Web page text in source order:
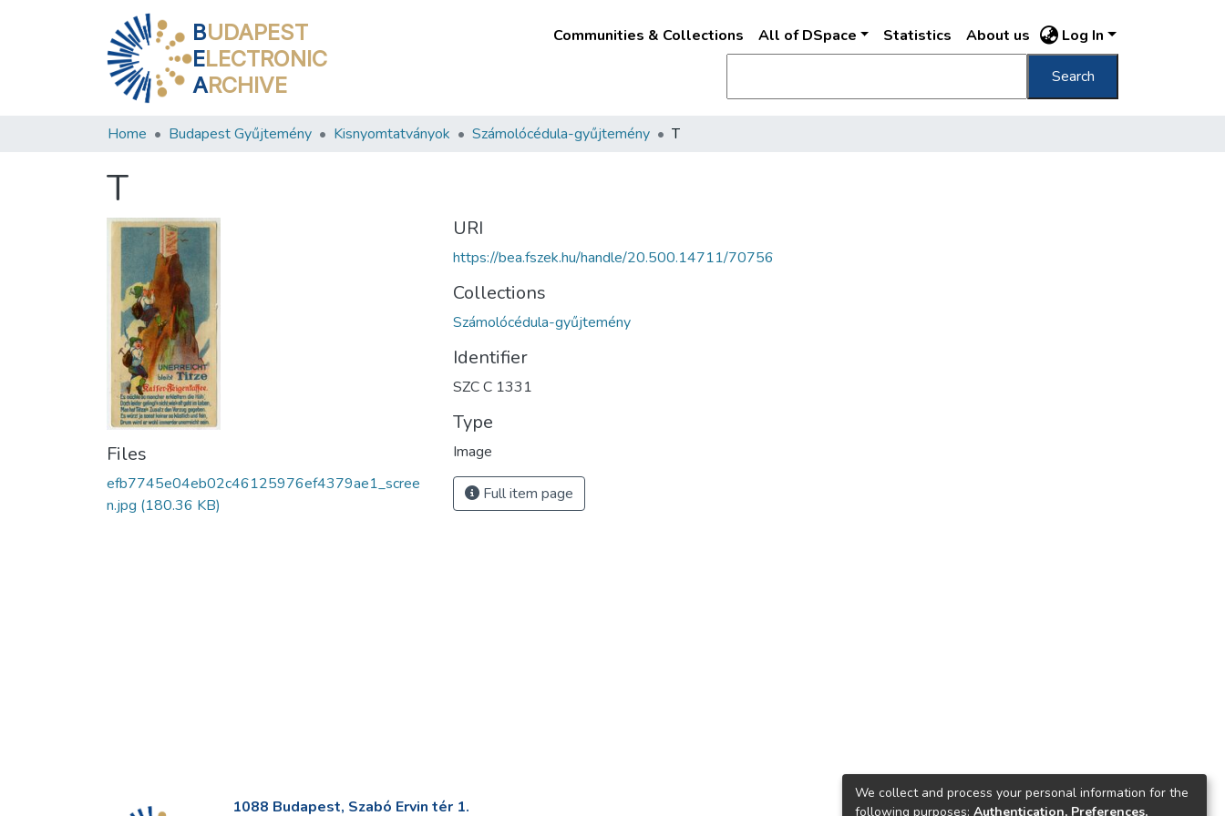
BUDAPEST
ELECTRONIC
ARCHIVE
Communities & Collections All of DSpace Statistics About us Log In
Search
Home Budapest Gyűjtemény Kisnyomtatványok Számolócédula-gyűjtemény T
T
Files
efb7745e04eb02c46125976ef4379ae1_scree
n.jpg (180.36 KB)
URI
https://bea.fszek.hu/handle/20.500.14711/70756
Collections
Számolócédula-gyűjtemény
Identifier
SZC C 1331
Type
Image
Full item page
1088 Budapest, Szabó Ervin tér 1.
We collect and process your personal information for the
following purposes: Authentication, Preferences,